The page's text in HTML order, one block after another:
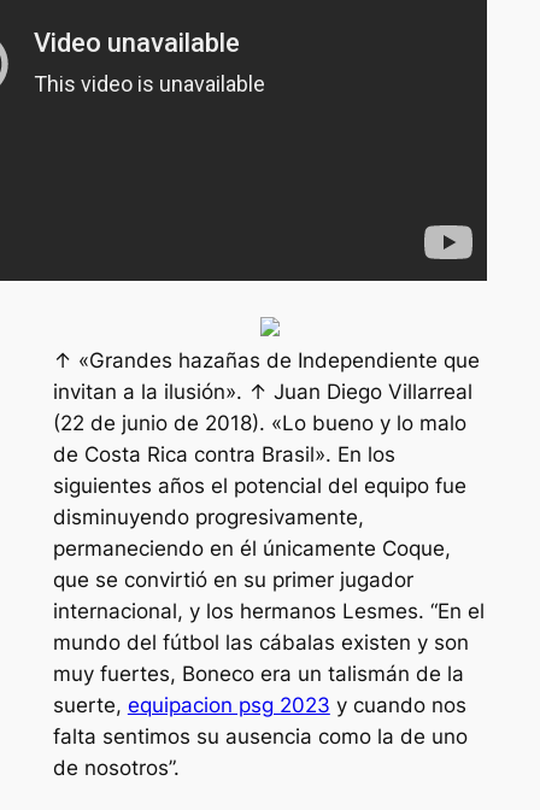
↑ «Grandes hazañas de Independiente que
invitan a la ilusión». ↑ Juan Diego Villarreal
(22 de junio de 2018). «Lo bueno y lo malo
de Costa Rica contra Brasil». En los
siguientes años el potencial del equipo fue
disminuyendo progresivamente,
permaneciendo en él únicamente Coque,
que se convirtió en su primer jugador
internacional, y los hermanos Lesmes. “En el
mundo del fútbol las cábalas existen y son
muy fuertes, Boneco era un talismán de la
suerte, equipacion psg 2023 y cuando nos
falta sentimos su ausencia como la de uno
de nosotros”.